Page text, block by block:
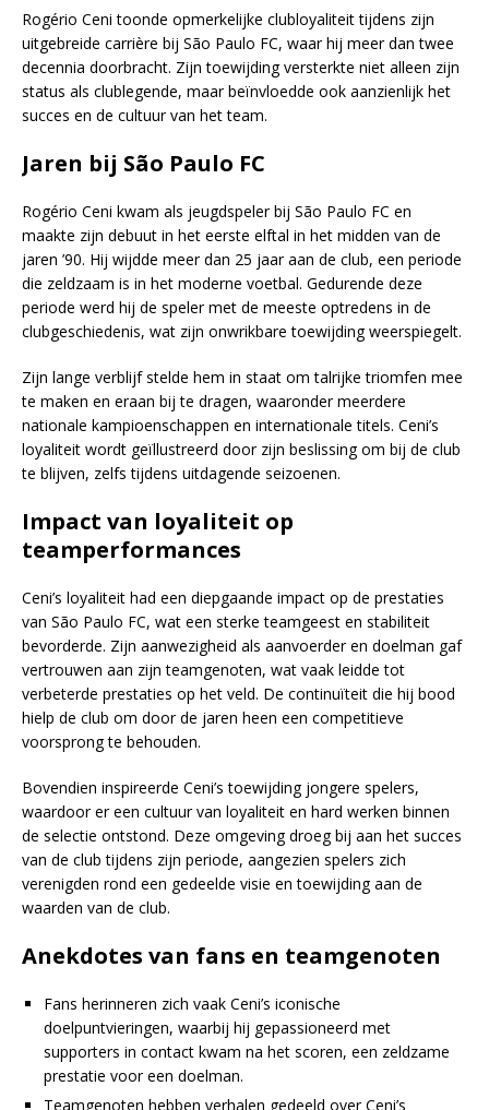
Rogério Ceni toonde opmerkelijke clubloyaliteit tijdens zijn
uitgebreide carrière bij São Paulo FC, waar hij meer dan twee
decennia doorbracht. Zijn toewijding versterkte niet alleen zijn
status als clublegende, maar beïnvloedde ook aanzienlijk het
succes en de cultuur van het team.
Jaren bij São Paulo FC
Rogério Ceni kwam als jeugdspeler bij São Paulo FC en
maakte zijn debuut in het eerste elftal in het midden van de
jaren ’90. Hij wijdde meer dan 25 jaar aan de club, een periode
die zeldzaam is in het moderne voetbal. Gedurende deze
periode werd hij de speler met de meeste optredens in de
clubgeschiedenis, wat zijn onwrikbare toewijding weerspiegelt.
Zijn lange verblijf stelde hem in staat om talrijke triomfen mee
te maken en eraan bij te dragen, waaronder meerdere
nationale kampioenschappen en internationale titels. Ceni’s
loyaliteit wordt geïllustreerd door zijn beslissing om bij de club
te blijven, zelfs tijdens uitdagende seizoenen.
Impact van loyaliteit op
teamperformances
Ceni’s loyaliteit had een diepgaande impact op de prestaties
van São Paulo FC, wat een sterke teamgeest en stabiliteit
bevorderde. Zijn aanwezigheid als aanvoerder en doelman gaf
vertrouwen aan zijn teamgenoten, wat vaak leidde tot
verbeterde prestaties op het veld. De continuïteit die hij bood
hielp de club om door de jaren heen een competitieve
voorsprong te behouden.
Bovendien inspireerde Ceni’s toewijding jongere spelers,
waardoor er een cultuur van loyaliteit en hard werken binnen
de selectie ontstond. Deze omgeving droeg bij aan het succes
van de club tijdens zijn periode, aangezien spelers zich
verenigden rond een gedeelde visie en toewijding aan de
waarden van de club.
Anekdotes van fans en teamgenoten
Fans herinneren zich vaak Ceni’s iconische
doelpuntvieringen, waarbij hij gepassioneerd met
supporters in contact kwam na het scoren, een zeldzame
prestatie voor een doelman.
Teamgenoten hebben verhalen gedeeld over Ceni’s